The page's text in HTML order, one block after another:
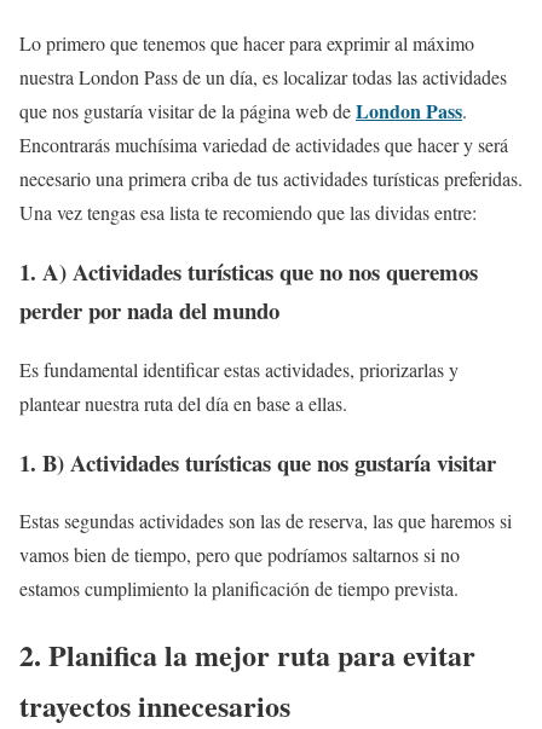
Lo primero que tenemos que hacer para exprimir al máximo
nuestra London Pass de un día, es localizar todas las actividades
que nos gustaría visitar de la página web deLondon Pass.
Encontrarás muchísima variedad de actividades que hacer y será
necesario una primera criba de tus actividades turísticas preferidas.
Una vez tengas esa lista te recomiendo que las dividas entre:
1. A) Actividades turísticas que no nos queremos
perder por nada del mundo
Es fundamental identificar estas actividades, priorizarlas y
plantear nuestra ruta del día en base a ellas.
1. B) Actividades turísticas que nos gustaría visitar
Estas segundas actividades son las de reserva, las que haremos si
vamos bien de tiempo, pero que podríamos saltarnos si no
estamos cumplimiento la planificación de tiempo prevista.
2. Planifica la mejor ruta para evitar
trayectos innecesarios